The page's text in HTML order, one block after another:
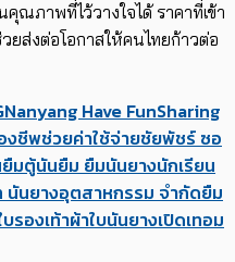
ณภาพที่ไว้วางใจได้ ราคาที่เข้า
ส่งต่อโอกาสให้คนไทยก้าวต่อ
Nanyang Have FunSharing
งชีพช่วยค่าใช้จ่ายชัยพัชร์ ซอ
มตู้นันยืม ยืมนันยางนักเรียน
นันยางอุตสาหกรรม จำกัดยืม
บรองเท้าผ้าใบนันยางเปิดเทอม